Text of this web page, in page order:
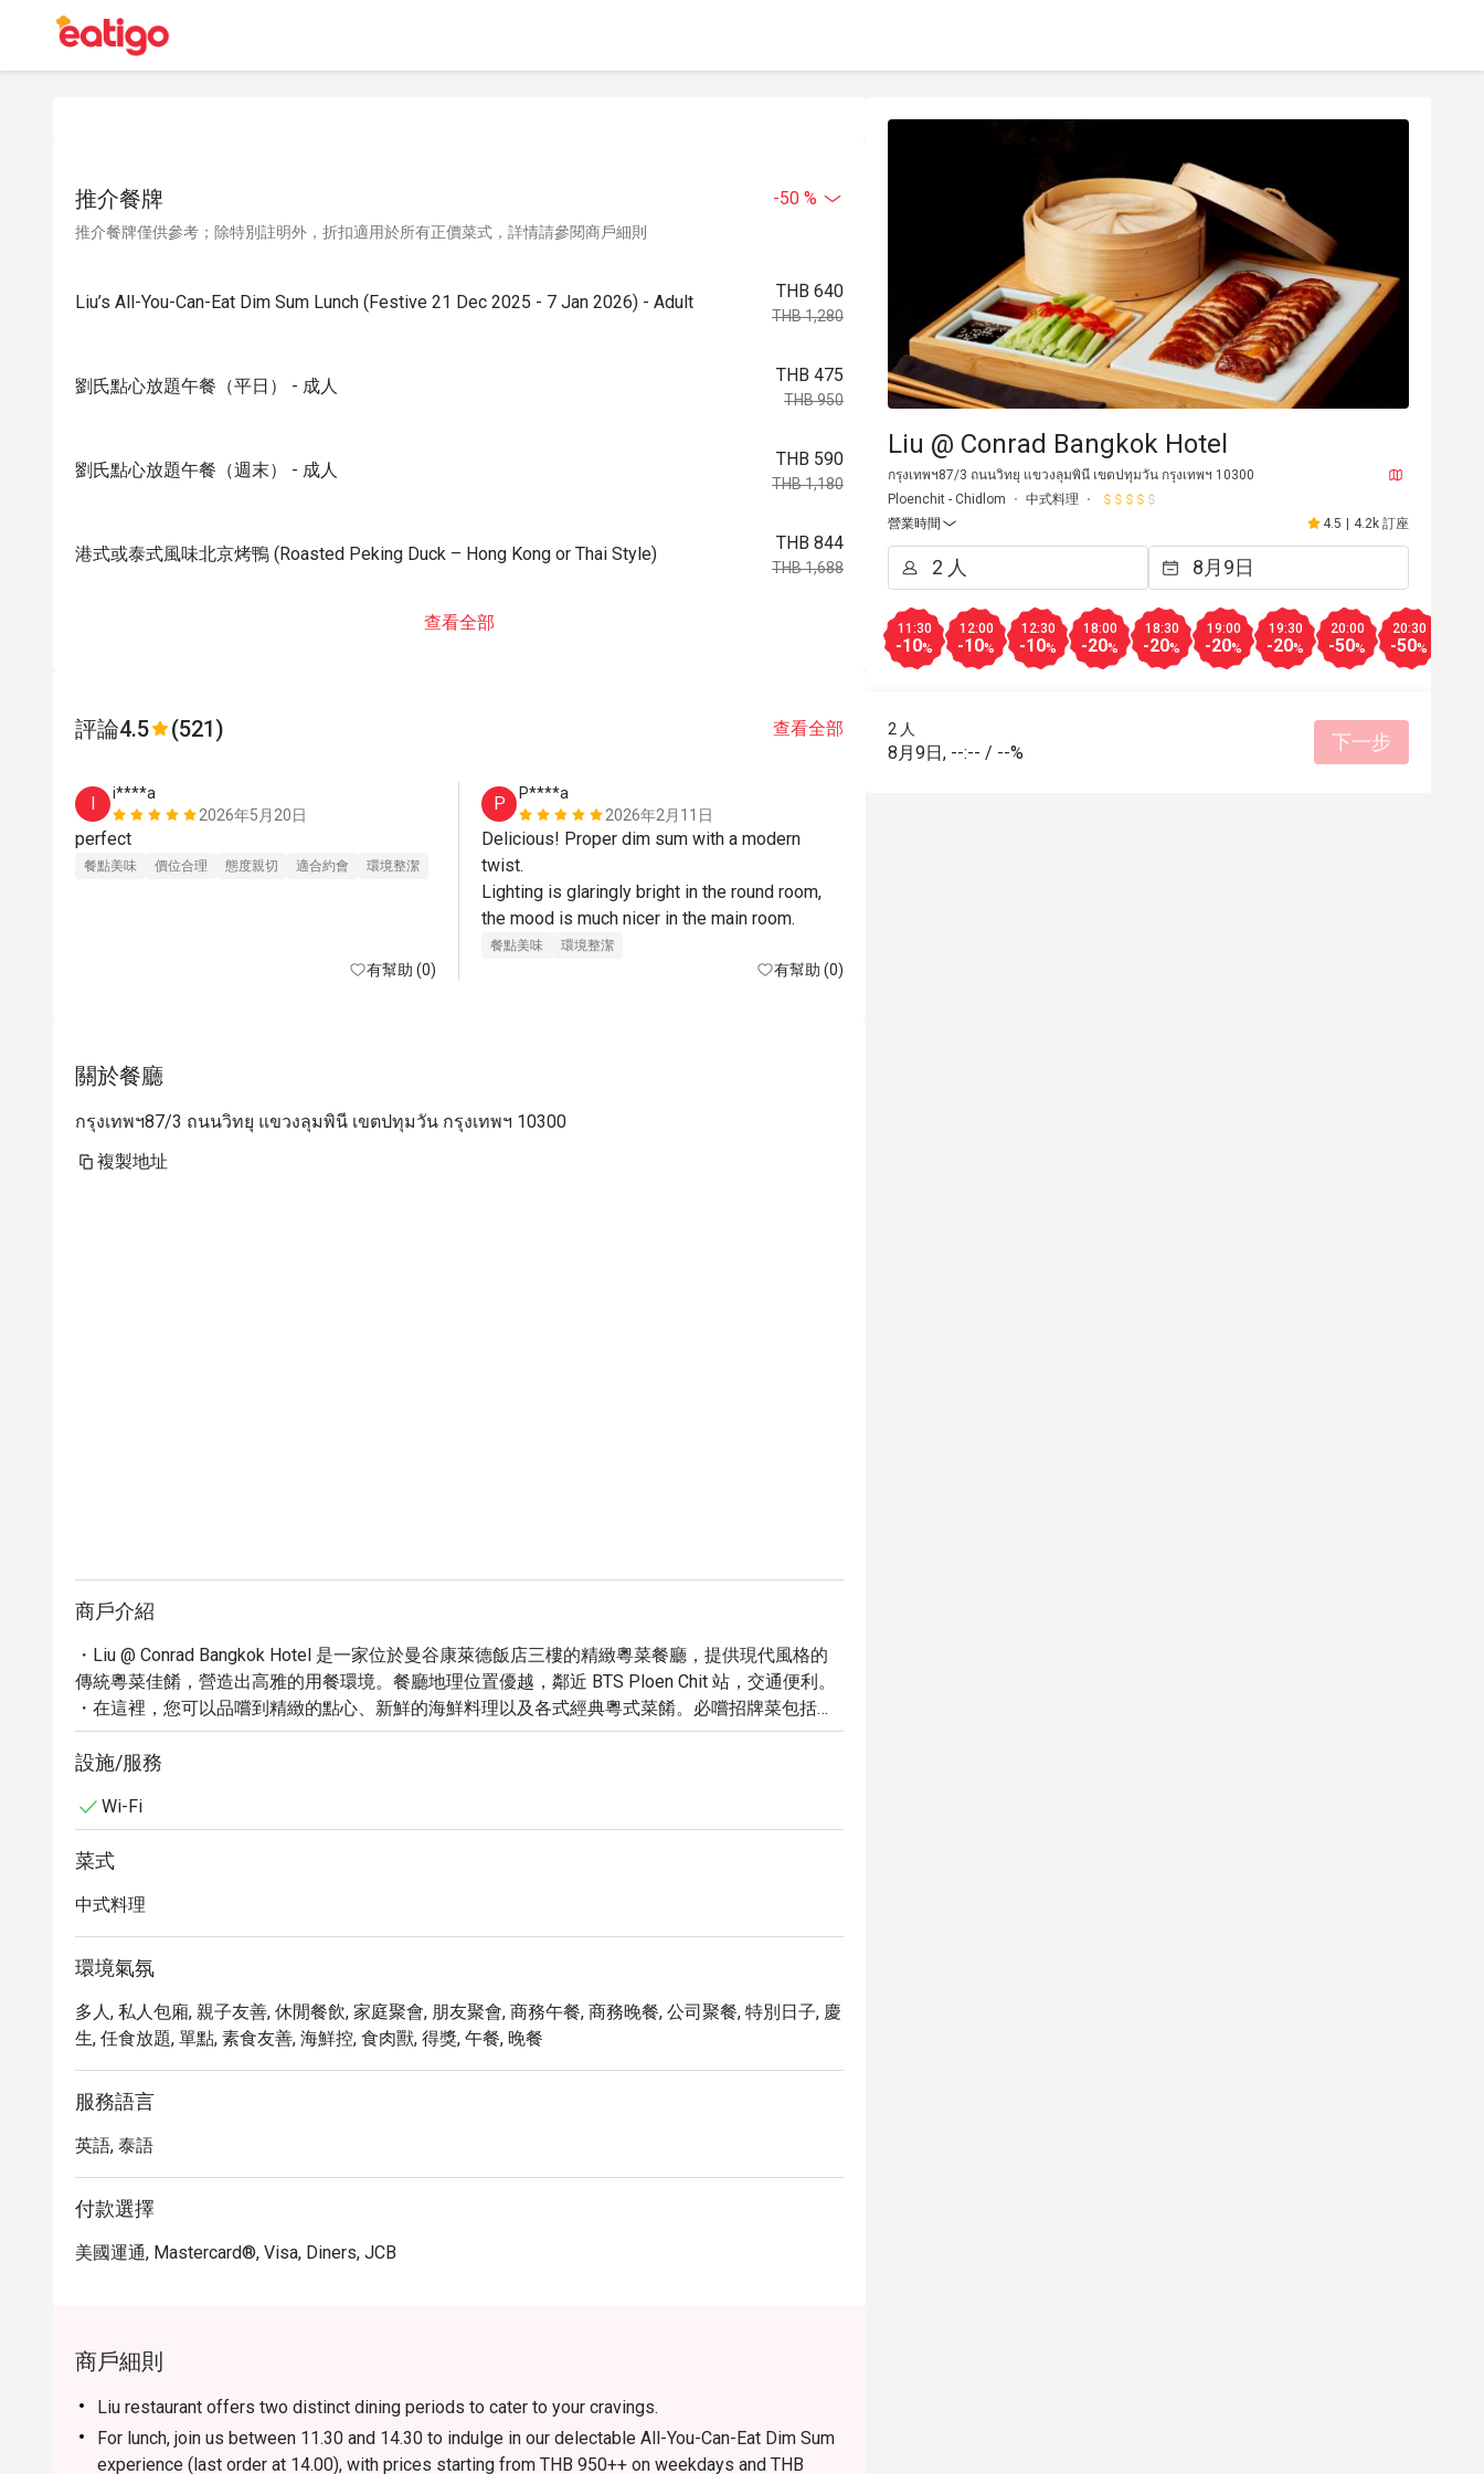
推介餐牌 -50 %
推介餐牌僅供參考；除特別註明外，折扣適用於所有正價菜式，詳情請參閱商戶細則
Liu’s All-You-Can-Eat Dim Sum Lunch (Festive 21 Dec 2025 - 7 Jan 2026) - Adult
THB 640
THB 1,280
劉氏點心放題午餐（平日） - 成人
THB 475
THB 950
劉氏點心放題午餐（週末） - 成人
THB 590
THB 1,180
港式或泰式風味北京烤鴨 (Roasted Peking Duck – Hong Kong or Thai Style)
THB 844
THB 1,688
查看全部
評論4.5 (521) 查看全部
I
i****a
2026年5月20日
perfect
餐點美味 價位合理 態度親切 適合約會 環境整潔
有幫助 (0)
P
P****a
2026年2月11日
Delicious! Proper dim sum with a modern
twist.
Lighting is glaringly bright in the round room,
the mood is much nicer in the main room.
餐點美味 環境整潔
有幫助 (0)
關於餐廳
กรุงเทพฯ87/3 ถนนวิทยุ แขวงลุมพินี เขตปทุมวัน กรุงเทพฯ 10300
複製地址
商戶介紹
・Liu @ Conrad Bangkok Hotel 是一家位於曼谷康萊德飯店三樓的精緻粵菜餐廳，提供現代風格的
傳統粵菜佳餚，營造出高雅的用餐環境。餐廳地理位置優越，鄰近 BTS Ploen Chit 站，交通便利。
・在這裡，您可以品嚐到精緻的點心、新鮮的海鮮料理以及各式經典粵式菜餚。必嚐招牌菜包括北
京烤鴨、蟹肉炒飯和蒜蓉蒸蝦。Liu 更以其卓越的服務和高品質的食材贏得了眾多食客的好評，在
各大美食平台皆有高分評價。
菜，盡享優雅用餐體驗。
設施/服務
Wi-Fi
菜式
中式料理
環境氣氛
多人, 私人包廂, 親子友善, 休閒餐飲, 家庭聚會, 朋友聚會, 商務午餐, 商務晚餐, 公司聚餐, 特別日子, 慶
生, 任食放題, 單點, 素食友善, 海鮮控, 食肉獸, 得獎, 午餐, 晚餐
服務語言
英語, 泰語
付款選擇
美國運通, Mastercard®, Visa, Diners, JCB
商戶細則
Liu restaurant offers two distinct dining periods to cater to your cravings.
For lunch, join us between 11.30 and 14.30 to indulge in our delectable All-You-Can-Eat Dim Sum
experience (last order at 14.00), with prices starting from THB 950++ on weekdays and THB
Liu @ Conrad Bangkok Hotel
กรุงเทพฯ87/3 ถนนวิทยุ แขวงลุมพินี เขตปทุมวัน กรุงเทพฯ 10300
Ploenchit - Chidlom
中式料理
營業時間
4.5 4.2k 訂座
11:30
-10%
12:00
-10%
12:30
-10%
18:00
-20%
18:30
-20%
19:00
-20%
19:30
-20%
20:00
-50%
20:30
-50%
2 人
8月9日 , --:-- / --% 下一步